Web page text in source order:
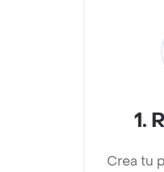
1.
Crea tu